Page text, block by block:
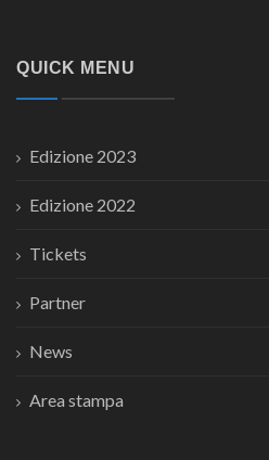
QUICK MENU
Edizione 2023
Edizione 2022
Tickets
Partner
News
Area stampa